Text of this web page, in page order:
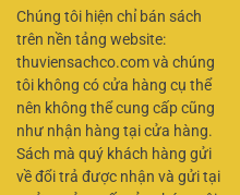
Chúng tôi hiện chỉ bán sách
trên nền tảng website:
thuviensachco.com và chúng
tôi không có cửa hàng cụ thể
nên không thể cung cấp cũng
như nhận hàng tại cửa hàng.
Sách mà quý khách hàng gửi
về đổi trả được nhận và gửi tại